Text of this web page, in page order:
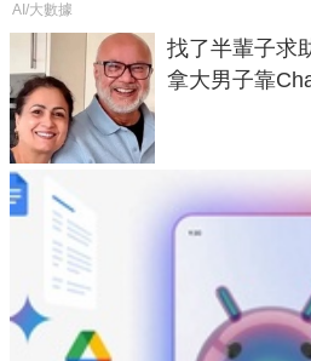
AI/大數據
找了半輩子求
拿大男子靠